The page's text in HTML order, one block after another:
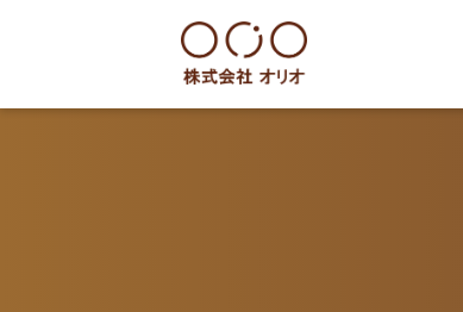
世田谷区の相続・空き